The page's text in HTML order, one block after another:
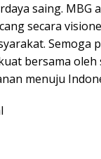
saing. MBG
secara
Semoga
bersama
menuju